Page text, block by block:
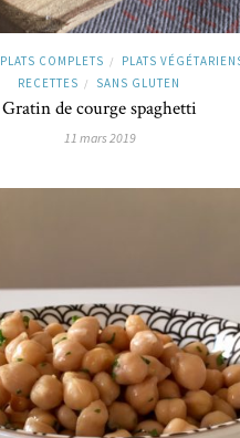
PLATS COMPLETS / PLATS
RECETTES / SANS GLUTEN
Gratin de courge spaghetti
11 mars 2019